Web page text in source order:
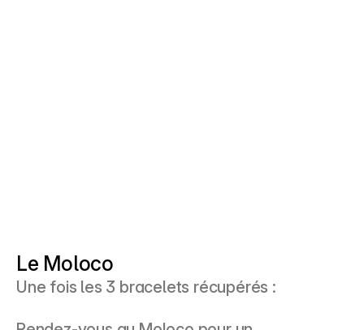
Le Moloco
Une fois les 3 bracelets récupérés :